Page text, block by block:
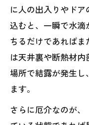
に人の出入りやド
込むと、一瞬で水
ちるだけであれば
は天井裏や断熱材
場所で結露が発生
ます。
さらに厄介なのが